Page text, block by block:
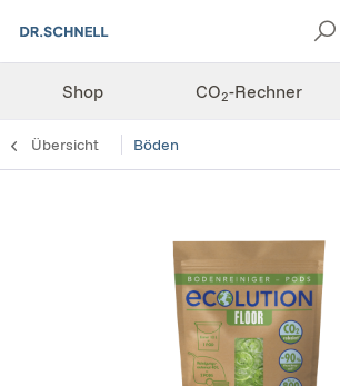
Shop CO2-Rechner
Übersicht Böden